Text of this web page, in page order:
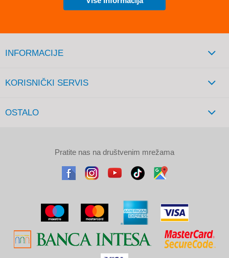
INFORMACIJE
KORISNIČKI SERVIS
OSTALO
Pratite nas na društvenim mrežama